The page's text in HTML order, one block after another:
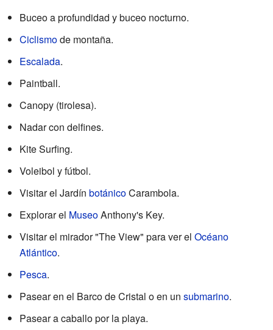
Buceo a profundidad y buceo nocturno.
Ciclismode montaña.
Escalada.
Paintball.
Canopy (tirolesa).
Nadar con delfines.
Kite Surfing.
Voleibol y fútbol.
Visitar el Jardín botánicoCarambola.
Explorar el MuseoAnthony's Key.
Visitar el mirador "The View" para ver el Océano
Atlántico.
Pesca.
Pasear en el Barco de Cristal o en un submarino.
Pasear a caballo por la playa.